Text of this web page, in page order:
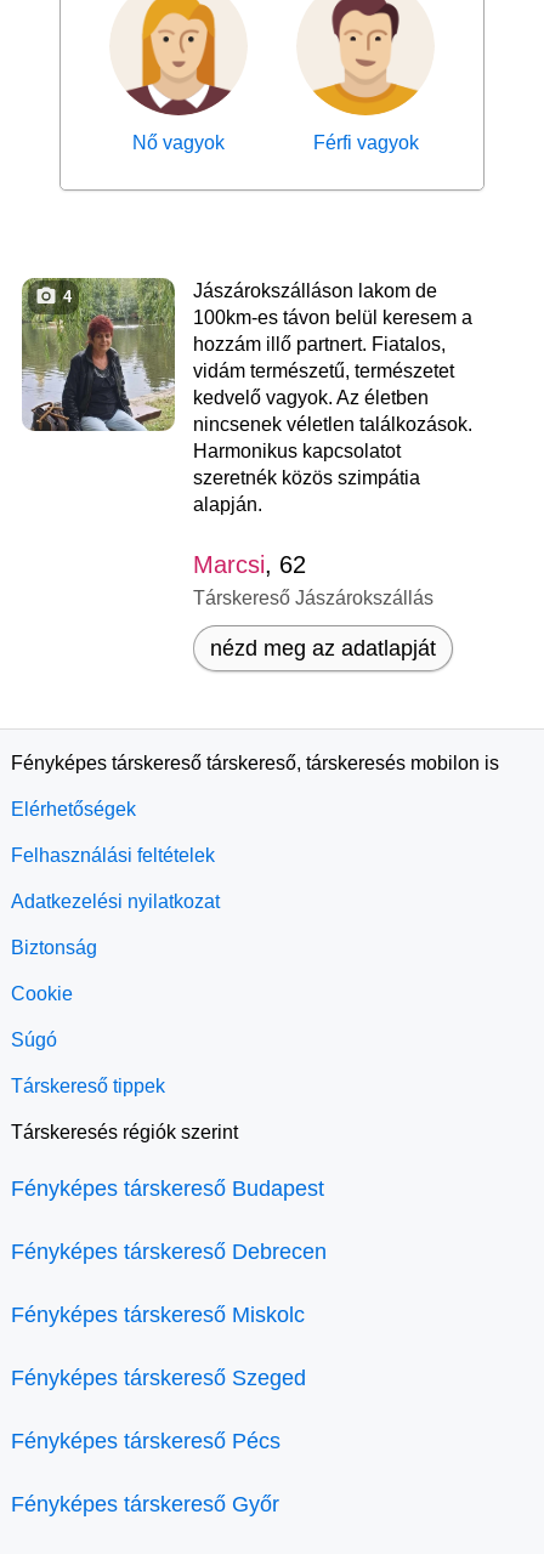
Nő vagyok Férfi vagyok
4
Jászárokszálláson lakom de
100km-es távon belül keresem a
hozzám illő partnert. Fiatalos,
vidám természetű, természetet
kedvelő vagyok. Az életben
nincsenek véletlen találkozások.
Harmonikus kapcsolatot
szeretnék közös szimpátia
alapján.
Marcsi, 62
Társkereső Jászárokszállás
nézd meg az adatlapját
Fényképes társkereső társkereső, társkeresés mobilon is
Elérhetőségek
Felhasználási feltételek
Adatkezelési nyilatkozat
Biztonság
Cookie
Súgó
Társkereső tippek
Társkeresés régiók szerint
Fényképes társkereső Budapest
Fényképes társkereső Debrecen
Fényképes társkereső Miskolc
Fényképes társkereső Szeged
Fényképes társkereső Pécs
Fényképes társkereső Győr